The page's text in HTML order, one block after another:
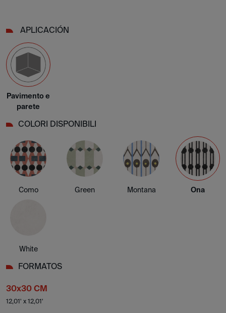
APLICACIÓN
Pavimento e
parete
COLORI DISPONIBILI
Como Green Montana Ona
White
FORMATOS
30x30 CM
12,01' x 12,01'